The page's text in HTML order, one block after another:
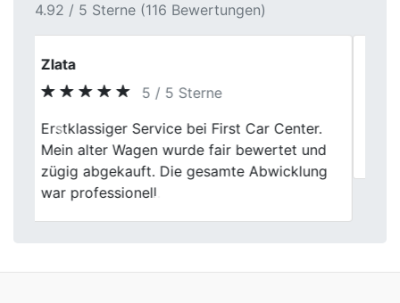
4.92 / 5 Sterne (116 Bewertungen)
Andre P.
5 / 5 Sterne
Sehr netter Händler. Der Ablauf war
vollkommen stressfrei und unkompliziert.
Wir kommen auch nach